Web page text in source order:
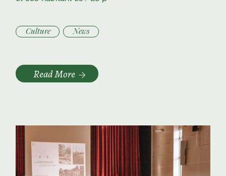
Culture News
Read More